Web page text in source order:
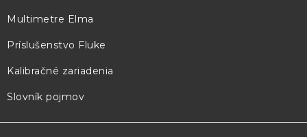
e
Multimetre Elma
Príslušenstvo Fluke
Kalibračné zariadenia
Slovník pojmov